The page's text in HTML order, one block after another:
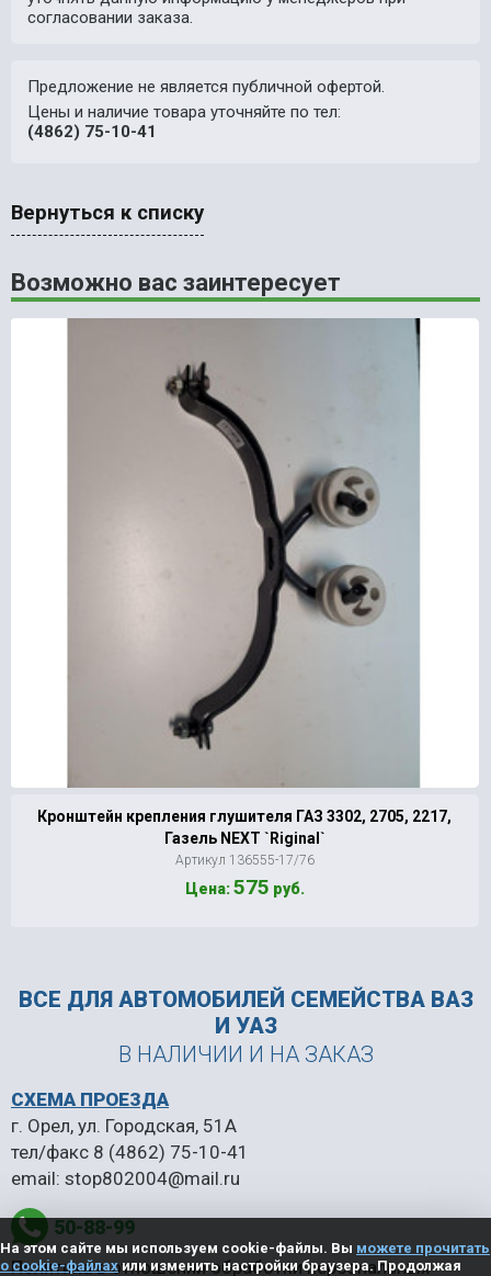
согласовании заказа.
Предложение не является публичной офертой.
Цены и наличие товара уточняйте по тел:
(4862) 75-10-41
Вернуться к списку
Возможно вас заинтересует
Кронштейн крепления глушителя ГАЗ 3302, 2705, 2217,
Газель NEXT `Riginal`
Артикул 136555-17/76
Цена:575 руб.
ВСЕ ДЛЯ АВТОМОБИЛЕЙ СЕМЕЙСТВА ВАЗ
И УАЗ
В НАЛИЧИИ И НА ЗАКАЗ
50-88-99
СХЕМА ПРОЕЗДА
г. Орел, ул. Городская, 51А
тел/факс 8 (4862) 75-10-41
email: stop802004@mail.ru
Политика в отношении обработки персональных
На этом сайте мы используем cookie-файлы. Вы можете прочитать
о cookie-файлахили изменить настройки браузера. Продолжая